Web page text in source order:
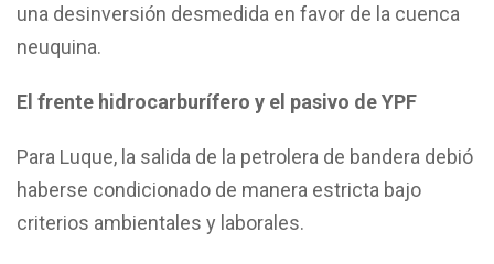
una desinversión desmedida en favor de la cuenca
neuquina.
El frente hidrocarburífero y el pasivo de YPF
Para Luque, la salida de la petrolera de bandera debió
haberse condicionado de manera estricta bajo
criterios ambientales y laborales.